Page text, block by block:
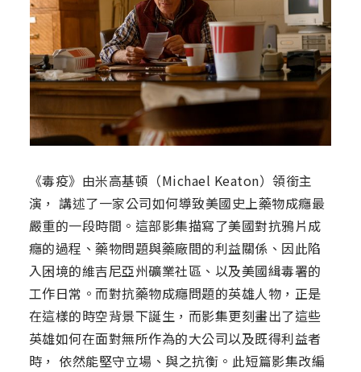
《毒疫》由米高基頓（Michael Keaton）領銜主
演， 講述了一家公司如何導致美國史上藥物成癮最
嚴重的一段時間。這部影集描寫了美國對抗鴉片成
癮的過程、藥物問題與藥廠間的利益關係、因此陷
入困境的維吉尼亞州礦業社區、以及美國緝毒署的
工作日常。而對抗藥物成癮問題的英雄人物，正是
在這樣的時空背景下誕生，而影集更刻畫出了這些
英雄如何在面對無所作為的大公司以及既得利益者
時， 依然能堅守立場、與之抗衡。此短篇影集改編